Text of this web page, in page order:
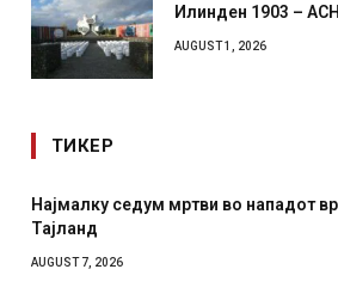
Илинден 1903 –
AUGUST 1, 2026
ТИКЕР
Најмалку седум мртви во нападот
Тајланд
AUGUST 7, 2026